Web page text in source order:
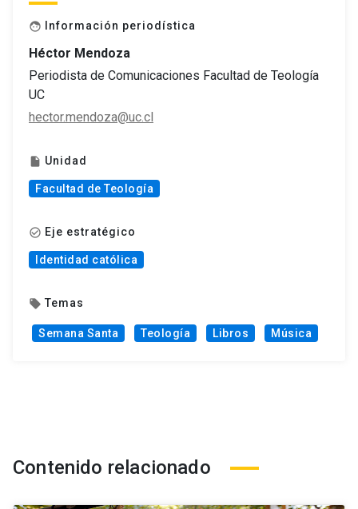
face Información periodística
Héctor Mendoza
Periodista de Comunicaciones Facultad de Teología
UC
hector.mendoza@uc.cl
insert_drive_file Unidad
Facultad de Teología
check_circle_outline Eje estratégico
Identidad católica
local_offer Temas
Semana Santa Teología Libros Música
Contenido relacionado